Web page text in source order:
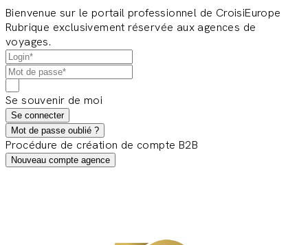
Bienvenue sur le portail professionnel de CroisiEurope
Rubrique exclusivement réservée aux agences de
voyages.
Se souvenir de moi
Se connecter
Mot de passe oublié ?
Procédure de création de compte B2B
Nouveau compte agence